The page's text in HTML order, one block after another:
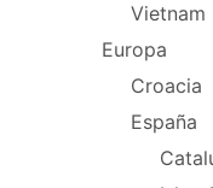
Vietnam
Europa
Croacia
España